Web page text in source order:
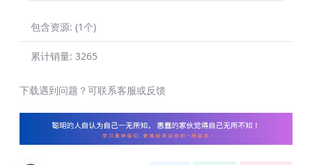
包含资源: (1个)
累计销量: 3265
下载遇到问题？可联系客服或反馈